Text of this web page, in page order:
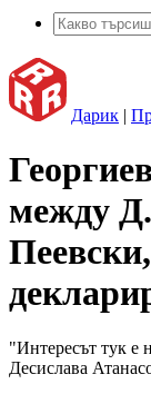
Дарик |
между
"Интересът тук е
Десислава